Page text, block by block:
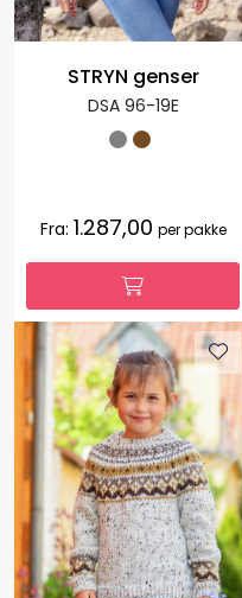
STRYN genser
DSA 96-19E
Fra: 1.287,00 per pakke